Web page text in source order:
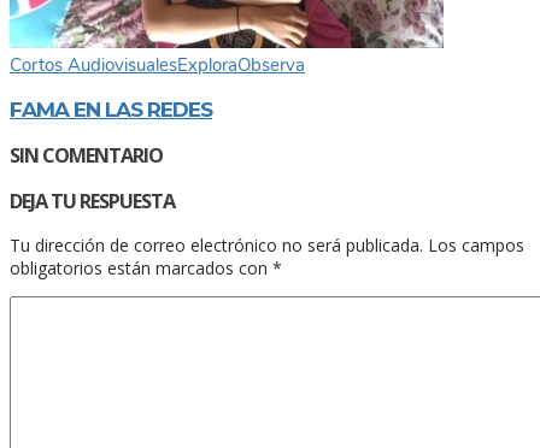
Cortos AudiovisualesExploraObserva
FAMA EN LAS REDES
SIN COMENTARIO
DEJA TU RESPUESTA
Tu dirección de correo electrónico no será publicada. Los campos
obligatorios están marcados con *